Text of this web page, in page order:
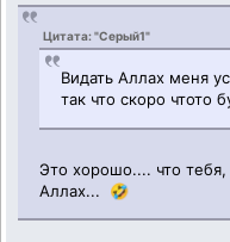
Цитата: "Серый1"
Видать Аллах меня
так что скоро чтото
Это хорошо.... что
Аллах... 🤣